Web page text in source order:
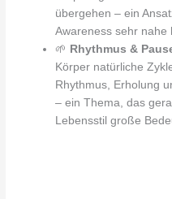
übergehen – ein
Awareness sehr nahe
🌱 Rhythmus &
Körper natürliche
Rhythmus, Erholung
– ein Thema, das
Lebensstil große